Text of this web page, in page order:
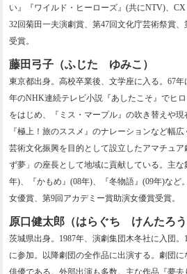
い』『ワイルド・ヒーローズ』(共にNTV)、
32回菊田一夫演劇賞、第47回文化庁芸術祭賞
受賞。
藤田弓子（ふじた ゆみこ）
東京都出身。高校卒業後、文学座に入る。67
年のNHK連続テレビ小説『あしたこそ』でヒ
をはじめ、『ミス・マープル』の吹き替えや
『極上！旅のススメ』のナレーションなど幅
芸術文化振興を目的として設立したアマチュ
ず夢」の座長として地域に貢献している。主な
年)、『かもめ』(08年)、『冬物語』(09年)など
女優賞、第9回アカデミー賞助演女優賞受賞。
原口健太郎（はらぐち けんたろう
茨城県出身。1987年、演劇集団木冬社に入団
に参加。以降劇団の全作品に出演する。劇団
俳優である。外部出演も多数。主な作品『夢